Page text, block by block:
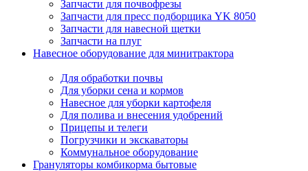
Запчасти для почвофрезы
Запчасти для пресс подборщика YK 8050
Запчасти для навесной щетки
Запчасти на плуг
Навесное оборудование для минитрактора
Для обработки почвы
Для уборки сена и кормов
Навесное для уборки картофеля
Для полива и внесения удобрений
Прицепы и телеги
Погрузчики и экскаваторы
Коммунальное оборудование
Грануляторы комбикорма бытовые